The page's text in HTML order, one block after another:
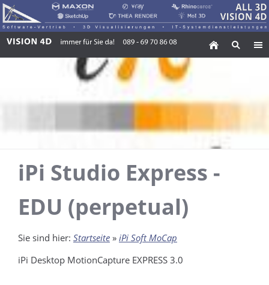
iPi Studio Express -
EDU (perpetual)
Sie sind hier: Startseite » iPi Soft MoCap
iPi Desktop MotionCapture EXPRESS 3.0